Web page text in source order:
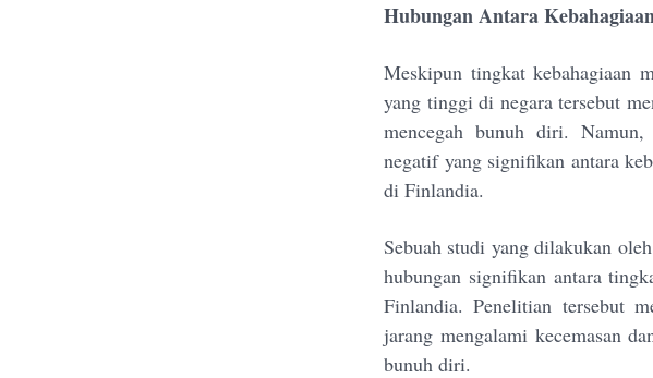
Hubungan Antara
Meskipun tingkat kebahagiaan
yang tinggi di negara tersebut
mencegah bunuh diri.
negatif yang signifikan antara
di Finlandia.
Sebuah studi yang dilakukan
hubungan signifikan antara
Finlandia. Penelitian tersebut
jarang mengalami kecemasan
bunuh diri.